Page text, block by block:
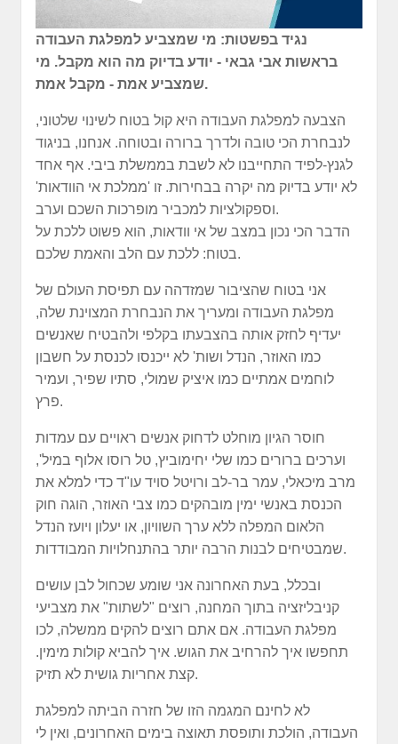
נגיד בפשטות: מי שמצביע למפלגת העבודה
בראשות אבי גבאי - יודע בדיוק מה הוא מקבל. מי
שמצביע אמת - מקבל אמת.
הצבעה למפלגת העבודה היא קול בטוח לשינוי שלטוני,
לנבחרת הכי טובה ולדרך ברורה ובטוחה. אנחנו, בניגוד
לגנץ-לפיד התחייבנו לא לשבת בממשלת ביבי. אף אחד
לא יודע בדיוק מה יקרה בבחירות. זו 'ממלכת אי הוודאות'
וספקולציות למכביר מופרכות השכם וערב.
הדבר הכי נכון במצב של אי וודאות, הוא פשוט ללכת על
בטוח: ללכת עם הלב והאמת שלכם.
אני בטוח שהציבור שמזדהה עם תפיסת העולם של
מפלגת העבודה ומעריך את הנבחרת המצוינת שלה,
יעדיף לחזק אותה בהצבעתו בקלפי ולהבטיח שאנשים
כמו האוזר, הנדל ושות' לא ייכנסו לכנסת על חשבון
לוחמים אמתיים כמו איציק שמולי, סתיו שפיר, ועמיר
פרץ.
חוסר הגיון מוחלט לדחוק אנשים ראויים עם עמדות
וערכים ברורים כמו שלי יחימוביץ, טל רוסו אלוף במיל',
מרב מיכאלי, עמר בר-לב ורויטל סויד עו"ד כדי למלא את
הכנסת באנשי ימין מובהקים כמו צבי האוזר, הוגה חוק
הלאום המפלה ללא ערך השוויון, או יעלון ויועז הנדל
שמבטיחים לבנות הרבה יותר בהתנחלויות המבודדות.
ובכלל, בעת האחרונה אני שומע שכחול לבן עושים
קניבליזציה בתוך המחנה, רוצים "לשתות" את מצביעי
מפלגת העבודה. אם אתם רוצים להקים ממשלה, לכו
תחפשו איך להרחיב את הגוש. איך להביא קולות מימין.
קצת אחריות גושית לא תזיק.
לא לחינם המגמה הזו של חזרה הביתה למפלגת
העבודה, הולכת ותופסת תאוצה בימים האחרונים, ואין לי